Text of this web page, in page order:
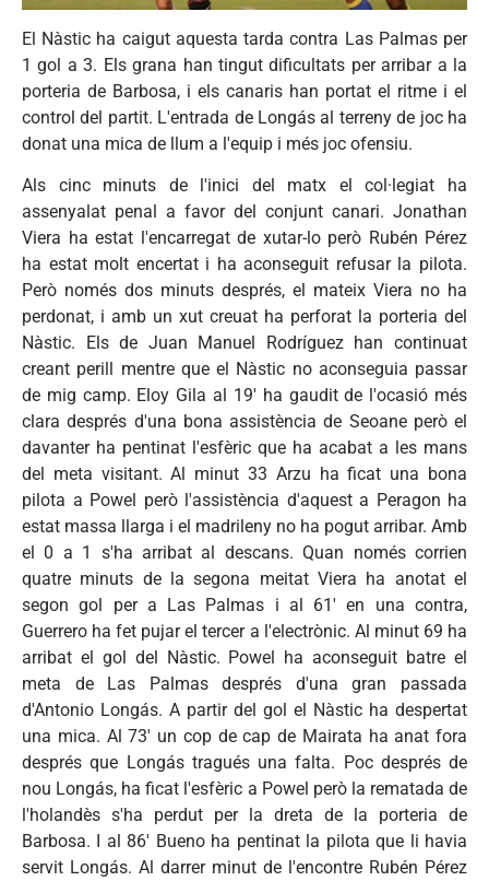
El Nàstic ha caigut aquesta tarda contra Las Palmas per
1 gol a 3. Els grana han tingut dificultats per arribar a la
porteria de Barbosa, i els canaris han portat el ritme i el
control del partit. L'entrada de Longás al terreny de joc ha
donat una mica de llum a l'equip i més joc ofensiu.
Als cinc minuts de l'inici del matx el col·legiat ha
assenyalat penal a favor del conjunt canari. Jonathan
Viera ha estat l'encarregat de xutar-lo però Rubén Pérez
ha estat molt encertat i ha aconseguit refusar la pilota.
Però només dos minuts després, el mateix Viera no ha
perdonat, i amb un xut creuat ha perforat la porteria del
Nàstic. Els de Juan Manuel Rodríguez han continuat
creant perill mentre que el Nàstic no aconseguia passar
de mig camp. Eloy Gila al 19' ha gaudit de l'ocasió més
clara després d'una bona assistència de Seoane però el
davanter ha pentinat l'esfèric que ha acabat a les mans
del meta visitant. Al minut 33 Arzu ha ficat una bona
pilota a Powel però l'assistència d'aquest a Peragon ha
estat massa llarga i el madrileny no ha pogut arribar. Amb
el 0 a 1 s'ha arribat al descans. Quan només corrien
quatre minuts de la segona meitat Viera ha anotat el
segon gol per a Las Palmas i al 61' en una contra,
Guerrero ha fet pujar el tercer a l'electrònic. Al minut 69 ha
arribat el gol del Nàstic. Powel ha aconseguit batre el
meta de Las Palmas després d'una gran passada
d'Antonio Longás. A partir del gol el Nàstic ha despertat
una mica. Al 73' un cop de cap de Mairata ha anat fora
després que Longás tragués una falta. Poc després de
nou Longás, ha ficat l'esfèric a Powel però la rematada de
l'holandès s'ha perdut per la dreta de la porteria de
Barbosa. I al 86' Bueno ha pentinat la pilota que li havia
servit Longás. Al darrer minut de l'encontre Rubén Pérez